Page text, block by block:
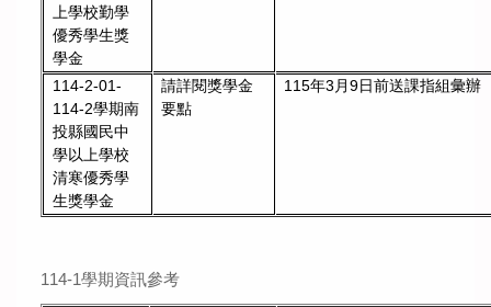
上學校勤學
優秀學生獎
學金
114-2-01-
114-2學期南
投縣國民中
學以上學校
清寒優秀學
生獎學金
請詳閱獎學金
要點
115年3月9日前送課指組彙辦
114-1學期資訊參考